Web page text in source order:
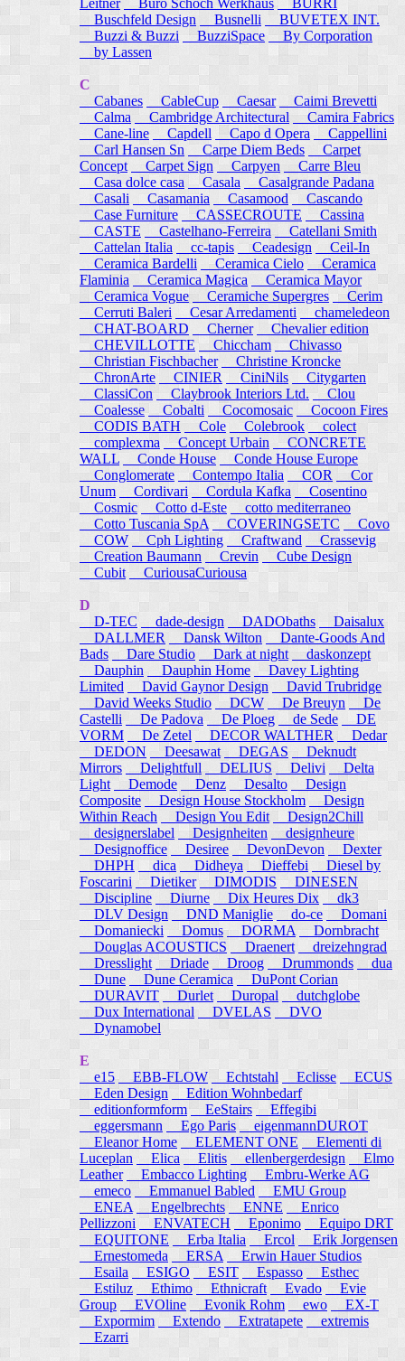
Leitner
Buro Schoch Werkhaus
BURRI
Buschfeld Design
Busnelli
BUVETEX INT.
Buzzi & Buzzi
BuzziSpace By Corporation
by Lassen
C
Cabanes
CableCup Caesar
Caimi Brevetti
Calma
Cambridge Architectural
Camira Fabrics
Cane-line
Capdell Capo d Opera
Cappellini
Carl Hansen Sn
Carpe Diem Beds
Carpet
Concept
Carpet Sign Carpyen
Carre Bleu
Casa dolce casa
Casala
Casalgrande Padana
Casali
Casamania Casamood
Cascando
Case Furniture
CASSECROUTE
Cassina
CASTE
Castelhano-Ferreira
Catellani Smith
Cattelan Italia
cc-tapis Ceadesign
Ceil-In
Ceramica Bardelli
Ceramica Cielo
Ceramica
Flaminia
Ceramica Magica
Ceramica Mayor
Ceramica Vogue
Ceramiche Supergres Cerim
Cerruti Baleri
Cesar Arredamenti
chameledeon
CHAT-BOARD
Cherner
Chevalier edition
CHEVILLOTTE
Chiccham
Chivasso
Christian Fischbacher
Christine Kroncke
ChronArte
CINIER CiniNils
Citygarten
ClassiCon
Claybrook Interiors Ltd.
Clou
Coalesse
Cobalti Cocomosaic
Cocoon Fires
CODIS BATH
Cole Colebrook
colect
complexma
Concept Urbain
CONCRETE
WALL
Conde House
Conde House Europe
Conglomerate
Contempo Italia COR
Cor
Unum
Cordivari Cordula Kafka
Cosentino
Cosmic
Cotto d-Este
cotto mediterraneo
Cotto Tuscania SpA
COVERINGSETC
Covo
COW
Cph Lighting Craftwand
Crassevig
Creation Baumann
Crevin
Cube Design
Cubit
CuriousaCuriousa
D
D-TEC
dade-design DADObaths
Daisalux
DALLMER
Dansk Wilton
Dante-Goods And
Bads
Dare Studio Dark at night
daskonzept
Dauphin
Dauphin Home
Davey Lighting
Limited
David Gaynor Design
David Trubridge
David Weeks Studio
DCW De Breuyn
De
Castelli
De Padova De Ploeg de Sede
DE
VORM
De Zetel DECOR WALTHER
Dedar
DEDON
Deesawat DEGAS
Deknudt
Mirrors
Delightfull DELIUS Delivi
Delta
Light
Demode Denz Desalto
Design
Composite
Design House Stockholm
Design
Within Reach
Design You Edit
Design2Chill
designerslabel
Designheiten
designheure
Designoffice
Desiree DevonDevon
Dexter
DHPH
dica Didheya Dieffebi
Diesel by
Foscarini
Dietiker DIMODIS
DINESEN
Discipline
Diurne Dix Heures Dix
dk3
DLV Design
DND Maniglie do-ce
Domani
Domaniecki
Domus DORMA
Dornbracht
Douglas ACOUSTICS
Draenert
dreizehngrad
Dresslight Driade Droog Drummonds
dua
Dune
Dune Ceramica
DuPont Corian
DURAVIT
Durlet Duropal
dutchglobe
Dux International
DVELAS
DVO
Dynamobel
E
e15 EBB-FLOW Echtstahl Eclisse
ECUS
Eden Design
Edition Wohnbedarf
editionformform
EeStairs
Effegibi
eggersmann
Ego Paris
eigenmannDUROT
Eleanor Home
ELEMENT ONE
Elementi di
Luceplan
Elica Elitis ellenbergerdesign
Elmo
Leather
Embacco Lighting
Embru-Werke AG
emeco
Emmanuel Babled
EMU Group
ENEA
Engelbrechts ENNE
Enrico
Pellizzoni ENVATECH Eponimo
Equipo DRT
EQUITONE
Erba Italia Ercol
Erik Jorgensen
Ernestomeda
ERSA
Erwin Hauer Studios
Esaila
ESIGO ESIT Espasso
Esthec
Estiluz
Ethimo Ethnicraft Evado
Evie
Group
EVOline Evonik Rohm ewo
EX-T
Expormim
Extendo Extratapete
extremis
Ezarri